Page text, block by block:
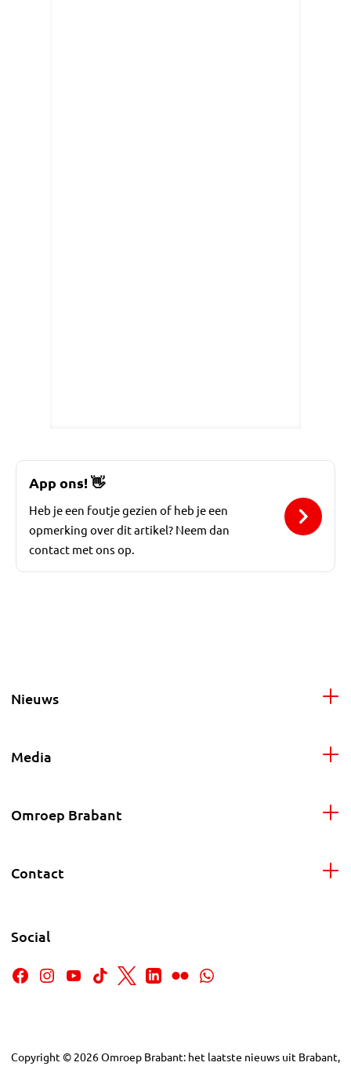
App ons!👋
Heb je een foutje gezien of heb je een
opmerking over dit artikel? Neem dan
contact met ons op.
Nieuws
Media
Omroep Brabant
Contact
Social
Copyright © 2026Omroep Brabant: het laatste nieuws uit Brabant,